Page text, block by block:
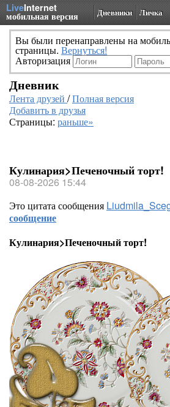
LiveInternet
мобильная версия Дневники Личка
Вы были перенаправлены на
страницы. Вернуться!
Авторизация
Дневник
Лента друзей /Полная версия
Добавить в друзья
Страницы: раньше»
Кулинария>Печеночный торт!
08-08-2026 15:44
Это цитата сообщения
сообщение
Кулинария>Печеночный торт!